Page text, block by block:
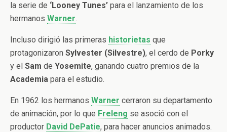
la serie de ‘Looney Tunes’ para el lanzamiento de los
hermanos Warner.
Incluso dirigió las primeras historietas que
protagonizaron Sylvester (Silvestre), el cerdo de Porky
y el Sam de Yosemite, ganando cuatro premios de la
Academia para el estudio.
En 1962 los hermanos Warner cerraron su departamento
de animación, por lo que Freleng se asoció con el
productor David DePatie, para hacer anuncios animados.